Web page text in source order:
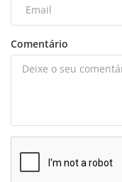
Comentário